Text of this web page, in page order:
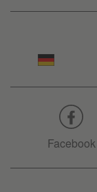
Facebook